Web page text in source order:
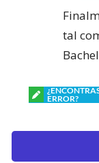
tal
ERROR?